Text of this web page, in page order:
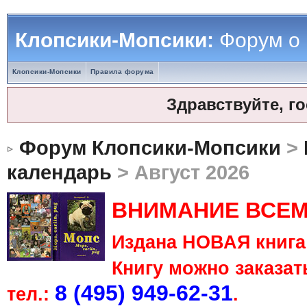
Клопсики-Мопсики:Форум о
Клопсики-Мопсики Правила форума
Здравствуйте,
Форум Клопсики-Мопсики >
календарь > Август 2026
ВНИМАНИЕ
Издана НОВАЯ
Книгу можно
тел.: 8 (495) 949-62-31.